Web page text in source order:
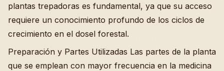
plantas trepadoras es fundamental, ya que su acceso
requiere un conocimiento profundo de los ciclos de
crecimiento en el dosel forestal.
Preparación y Partes Utilizadas Las partes de la planta
que se emplean con mayor frecuencia en la medicina